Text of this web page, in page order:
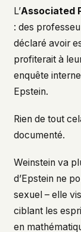
L’Associated
: des
déclaré avoir
profiterait à
enquête
Epstein.
Rien de tout
documenté.
Weinstein va
d’Epstein ne
sexuel – elle
ciblant les
en